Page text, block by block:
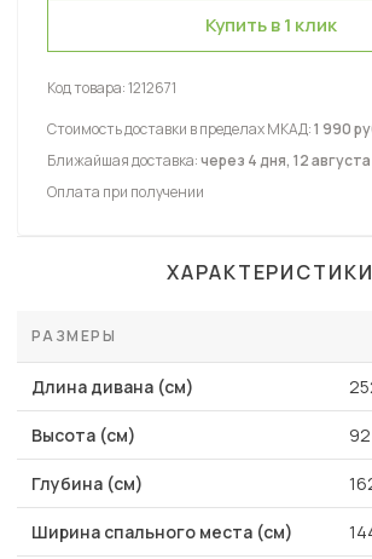
Купить в 1 клик
Код товара:1212671
Стоимость доставки в пределах МКАД:1 990
Ближайшая доставка:через 4 дня, 12 августа
Оплата при получении
ХАРАКТЕРИСТИКИ
РАЗМЕРЫ
Длина дивана (см)
Высота (см) 92
Глубина (см)
Ширина спального места (см)